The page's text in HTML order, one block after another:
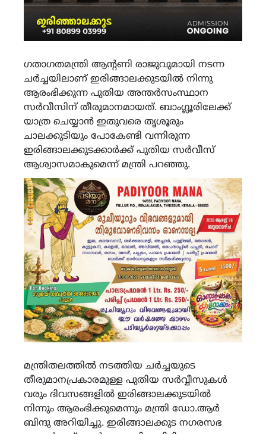
ഗതാഗതമന്ത്രി ആന്റണി രാജുവുമായി നടന്ന
ചർച്ചയിലാണ് ഇരിങ്ങാലക്കുടയിൽ നിന്നു
ആരംഭിക്കുന്ന പുതിയ അന്തർസംസ്ഥാന
സർവീസിന് തീരുമാനമായത്. ബാംഗ്ലൂരിലേക്ക്
യാത്ര ചെയ്യാൻ ഇതുവരെ തൃശൂരും
ചാലക്കുടിയും പോകേണ്ടി വന്നിരുന്ന
ഇരിങ്ങാലക്കുടക്കാർക്ക് പുതിയ സർവീസ്
ആശ്വാസമാകുമെന്ന് മന്ത്രി പറഞ്ഞു.
മന്ത്രിതലത്തിൽ നടത്തിയ ചർച്ചയുടെ
തീരുമാനപ്രകാരമുള്ള പുതിയ സർവ്വീസുകൾ
വരും ദിവസങ്ങളിൽ ഇരിങ്ങാലക്കുടയിൽ
നിന്നും ആരംഭിക്കുമെന്നും മന്ത്രി ഡോ.ആർ
ബിന്ദു അറിയിച്ചു. ഇരിങ്ങാലക്കുട നഗരസഭ